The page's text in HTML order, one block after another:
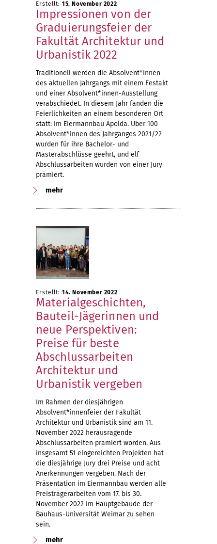
Erstellt: 15. November 2022
Impressionen von der
Graduierungsfeier der
Fakultät Architektur und
Urbanistik 2022
Traditionell werden die Absolvent*innen
des aktuellen Jahrgangs mit einem Festakt
und einer Absolvent*innen-Ausstellung
verabschiedet. In diesem Jahr fanden die
Feierlichkeiten an einem besonderen Ort
statt: im Eiermannbau Apolda. Über 100
Absolvent*innen des Jahrganges 2021/22
wurden für ihre Bachelor- und
Masterabschlüsse geehrt, und elf
Abschlussarbeiten wurden von einer Jury
prämiert.
mehr
Erstellt: 14. November 2022
Materialgeschichten,
Bauteil-Jägerinnen und
neue Perspektiven:
Preise für beste
Abschlussarbeiten
Architektur und
Urbanistik vergeben
Im Rahmen der diesjährigen
Absolvent*innenfeier der Fakultät
Architektur und Urbanistik sind am 11.
November 2022 herausragende
Abschlussarbeiten prämiert worden. Aus
insgesamt 51 eingereichten Projekten hat
die diesjährige Jury drei Preise und acht
Anerkennungen vergeben. Nach der
Präsentation im Eiermannbau werden alle
Preisträgerarbeiten vom 17. bis 30.
November 2022 im Hauptgebäude der
Bauhaus-Universität Weimar zu sehen
sein.
mehr